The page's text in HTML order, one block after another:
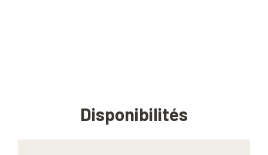
Disponibilités